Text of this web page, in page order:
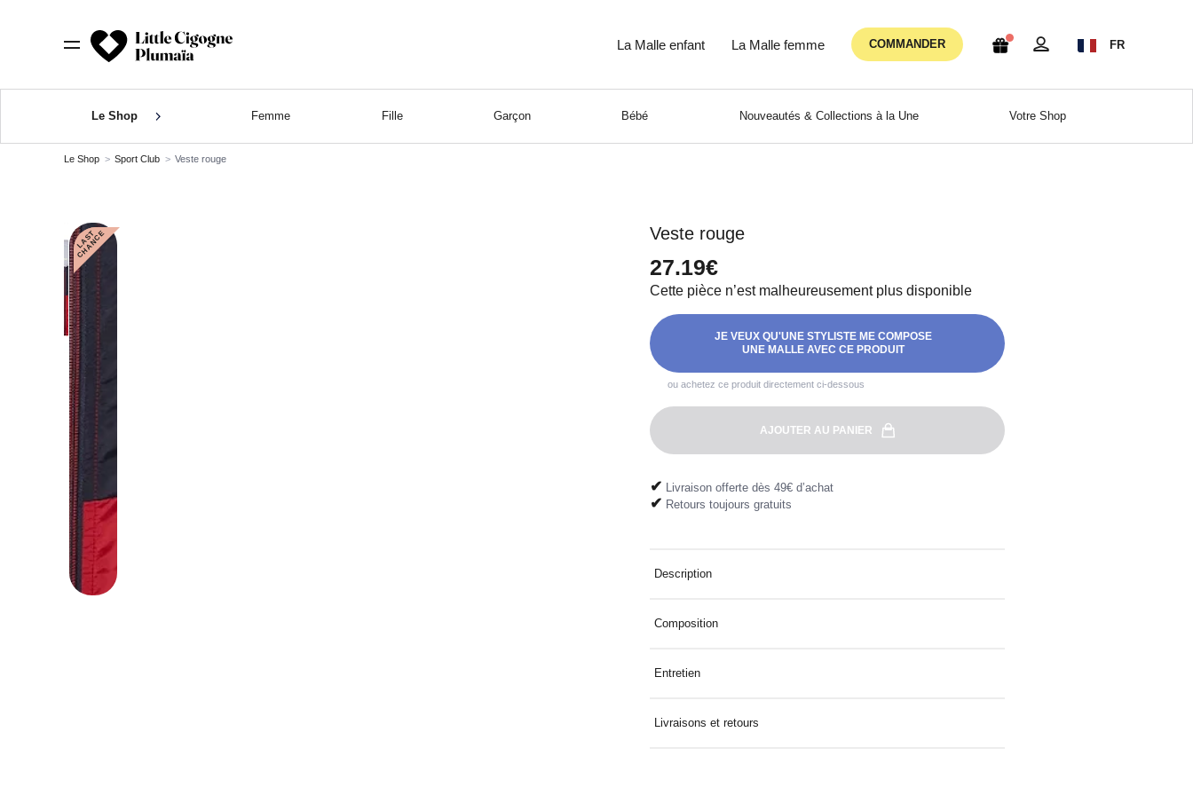
La Malle enfant La Malle femme COMMANDER FR
Le Shop Femme Fille Garçon Bébé Nouveautés & Collections à la Une Votre Shop
Le Shop Sport Club Veste rouge
L
A
S
T
C
H
A
N
C
E Veste rouge
27.19€
Cette pièce n’est malheureusement plus disponible
JE VEUX QU'UNE STYLISTE ME COMPOSE
UNE MALLE AVEC CE PRODUIT
ou achetez ce produit directement ci-dessous
AJOUTER AU PANIER
✔ Livraison offerte dès 49€ d’achat
✔ Retours toujours gratuits
Description
Composition
Entretien
Livraisons et retours